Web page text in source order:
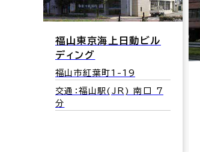
福山東京海上日動ビル
ディング
福山市紅葉町1-19
交通：福山駅(JR) 南口 7
分